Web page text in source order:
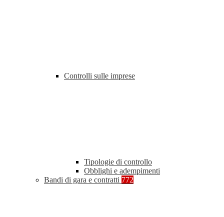
Controlli sulle imprese
Tipologie di controllo
Obblighi e adempimenti
Bandi di gara e contratti 772